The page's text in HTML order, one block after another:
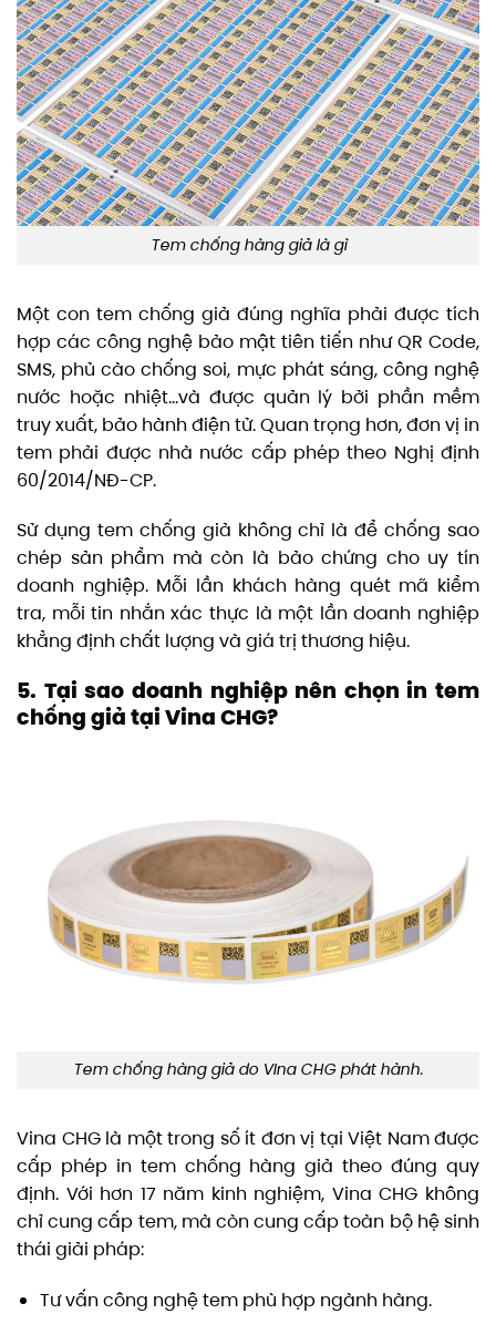
Tem chống hàng giả là gì
Một con tem chống giả đúng nghĩa phải được tích
hợp các công nghệ bảo mật tiên tiến như QR Code,
SMS, phủ cào chống soi, mực phát sáng, công nghệ
nước hoặc nhiệt…và được quản lý bởi phần mềm
truy xuất, bảo hành điện tử. Quan trọng hơn, đơn vị in
tem phải được nhà nước cấp phép theo Nghị định
60/2014/NĐ-CP.
Sử dụng tem chống giả không chỉ là để chống sao
chép sản phẩm mà còn là bảo chứng cho uy tín
doanh nghiệp. Mỗi lần khách hàng quét mã kiểm
tra, mỗi tin nhắn xác thực là một lần doanh nghiệp
khẳng định chất lượng và giá trị thương hiệu.
5. Tại sao doanh nghiệp nên chọn in tem
chống giả tại Vina CHG?
Tem chống hàng giả do VIna CHG phát hành.
Vina CHG là một trong số ít đơn vị tại Việt Nam được
cấp phép in tem chống hàng giả theo đúng quy
định. Với hơn 17 năm kinh nghiệm, Vina CHG không
chỉ cung cấp tem, mà còn cung cấp toàn bộ hệ sinh
thái giải pháp:
Tư vấn công nghệ tem phù hợp ngành hàng.